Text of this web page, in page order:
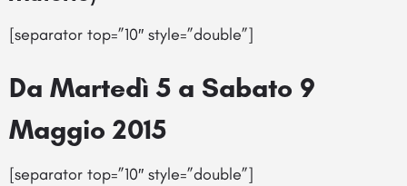
[separator top=”10″ style=”double”]
Da Martedì 5 a Sabato 9
Maggio 2015
[separator top=”10″ style=”double”]